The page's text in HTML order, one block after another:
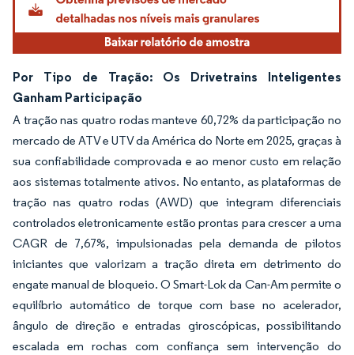
Por Tipo de Tração: Os Drivetrains Inteligentes
Ganham Participação
A tração nas quatro rodas manteve 60,72% da participação no
mercado de ATV e UTV da América do Norte em 2025, graças à
sua confiabilidade comprovada e ao menor custo em relação
aos sistemas totalmente ativos. No entanto, as plataformas de
tração nas quatro rodas (AWD) que integram diferenciais
controlados eletronicamente estão prontas para crescer a uma
CAGR de 7,67%, impulsionadas pela demanda de pilotos
iniciantes que valorizam a tração direta em detrimento do
engate manual de bloqueio. O Smart-Lok da Can-Am permite o
equilíbrio automático de torque com base no acelerador,
ângulo de direção e entradas giroscópicas, possibilitando
escalada em rochas com confiança sem intervenção do